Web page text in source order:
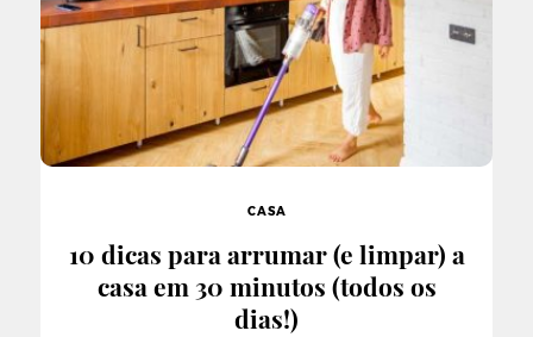
CASA
10 dicas para arrumar (e limpar) a
casa em 30 minutos (todos os
dias!)